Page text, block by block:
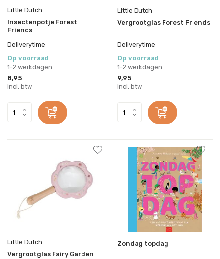
Little Dutch
Insectenpotje Forest
Friends
Deliverytime
Op voorraad
1-2 werkdagen
8,95
Incl. btw
Little Dutch
Vergrootglas Forest Friends
Deliverytime
Op voorraad
1-2 werkdagen
9,95
Incl. btw
Little Dutch
Vergrootglas Fairy Garden
Zondag topdag